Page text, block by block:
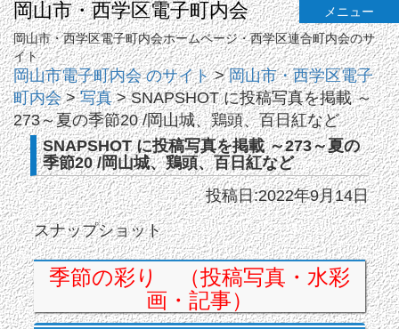
岡山市・西学区電子町内会
メニュー
岡山市・西学区電子町内会ホームページ・西学区連合町内会のサ
イト
岡山市電子町内会 のサイト>岡山市・西学区電子
町内会>写真>SNAPSHOT に投稿写真を掲載 ～
273～夏の季節20 /岡山城、鶏頭、百日紅など
SNAPSHOT に投稿写真を掲載 ～273～夏の
季節20 /岡山城、鶏頭、百日紅など
投稿日:2022年9月14日
スナップショット
季節の彩り （投稿写真・水彩
画・記事）